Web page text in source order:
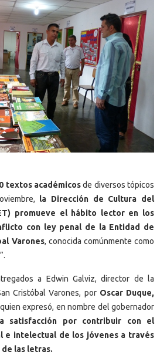
textos académicosde diversos tópicos
la Dirección de Cultura del
promueve el hábito lector en los
con ley penal de la Entidad de
Varones, conocida comúnmente como
a Edwin Galviz, director de la
Cristóbal Varones, porOscar Duque,
expresó, en nombre del gobernador
satisfacción por contribuir con el
e intelectual de los jóvenes a través
las letras.